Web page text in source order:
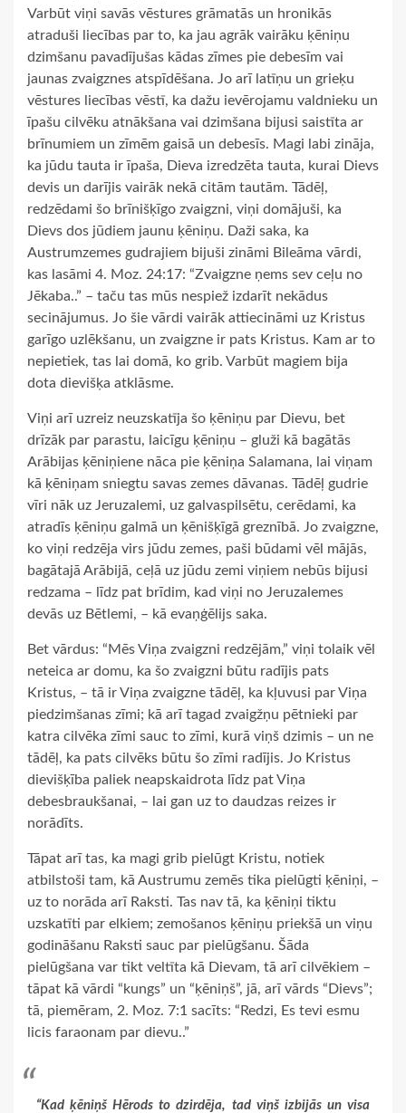
Varbūt viņi savās vēstures grāmatās un hronikās
atraduši liecības par to, ka jau agrāk vairāku ķēniņu
dzimšanu pavadījušas kādas zīmes pie debesīm vai
jaunas zvaigznes atspīdēšana. Jo arī latīņu un grieķu
vēstures liecības vēstī, ka dažu ievērojamu valdnieku un
īpašu cilvēku atnākšana vai dzimšana bijusi saistīta ar
brīnumiem un zīmēm gaisā un debesīs. Magi labi zināja,
ka jūdu tauta ir īpaša, Dieva izredzēta tauta, kurai Dievs
devis un darījis vairāk nekā citām tautām. Tādēļ,
redzēdami šo brīnišķīgo zvaigzni, viņi domājuši, ka
Dievs dos jūdiem jaunu ķēniņu. Daži saka, ka
Austrumzemes gudrajiem bijuši zināmi Bileāma vārdi,
kas lasāmi 4. Moz. 24:17: “Zvaigzne ņems sev ceļu no
Jēkaba..” – taču tas mūs nespiež izdarīt nekādus
secinājumus. Jo šie vārdi vairāk attiecināmi uz Kristus
garīgo uzlēkšanu, un zvaigzne ir pats Kristus. Kam ar to
nepietiek, tas lai domā, ko grib. Varbūt magiem bija
dota dievišķa atklāsme.
Viņi arī uzreiz neuzskatīja šo ķēniņu par Dievu, bet
drīzāk par parastu, laicīgu ķēniņu – gluži kā bagātās
Arābijas ķēniņiene nāca pie ķēniņa Salamana, lai viņam
kā ķēniņam sniegtu savas zemes dāvanas. Tādēļ gudrie
vīri nāk uz Jeruzalemi, uz galvaspilsētu, cerēdami, ka
atradīs ķēniņu galmā un ķēnišķīgā greznībā. Jo zvaigzne,
ko viņi redzēja virs jūdu zemes, paši būdami vēl mājās,
bagātajā Arābijā, ceļā uz jūdu zemi viņiem nebūs bijusi
redzama – līdz pat brīdim, kad viņi no Jeruzalemes
devās uz Bētlemi, – kā evaņģēlijs saka.
Bet vārdus: “Mēs Viņa zvaigzni redzējām,” viņi tolaik vēl
neteica ar domu, ka šo zvaigzni būtu radījis pats
Kristus, – tā ir Viņa zvaigzne tādēļ, ka kļuvusi par Viņa
piedzimšanas zīmi; kā arī tagad zvaigžņu pētnieki par
katra cilvēka zīmi sauc to zīmi, kurā viņš dzimis – un ne
tādēļ, ka pats cilvēks būtu šo zīmi radījis. Jo Kristus
dievišķība paliek neapskaidrota līdz pat Viņa
debesbraukšanai, – lai gan uz to daudzas reizes ir
norādīts.
Tāpat arī tas, ka magi grib pielūgt Kristu, notiek
atbilstoši tam, kā Austrumu zemēs tika pielūgti ķēniņi, –
uz to norāda arī Raksti. Tas nav tā, ka ķēniņi tiktu
uzskatīti par elkiem; zemošanos ķēniņu priekšā un viņu
godināšanu Raksti sauc par pielūgšanu. Šāda
pielūgšana var tikt veltīta kā Dievam, tā arī cilvēkiem –
tāpat kā vārdi “kungs” un “ķēniņš”, jā, arī vārds “Dievs”;
tā, piemēram, 2. Moz. 7:1 sacīts: “Redzi, Es tevi esmu
licis faraonam par dievu..”
“Kad ķēniņš Hērods to dzirdēja, tad viņš izbijās un visa